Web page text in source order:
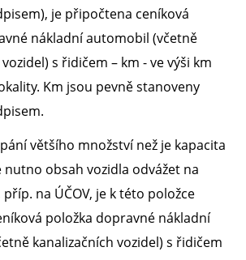
je připočtena ceníková
nákladní automobil (včetně
s řidičem – km - ve výši km
Km jsou pevně stanoveny
většího množství než je kapacita
nutno obsah vozidla odvážet na
na ÚČOV, je k této položce
položka dopravné nákladní
kanalizačních vozidel) s řidičem